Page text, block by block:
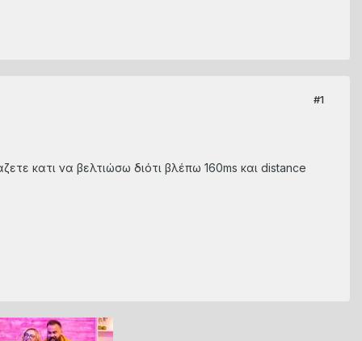
#1
κατι να βελτιώσω διότι βλέπω 160ms και distance